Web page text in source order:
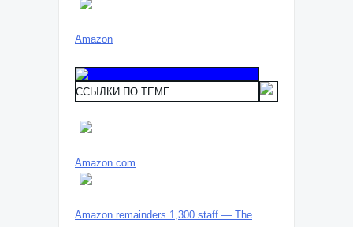
Amazon
ССЫЛКИ ПО ТЕМЕ
Amazon.com
Amazon remainders 1,300 staff — The